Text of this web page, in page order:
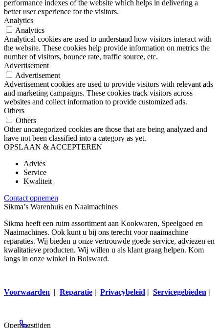
performance indexes of the website which helps in delivering a
better user experience for the visitors.
Analytics
Analytics
Analytical cookies are used to understand how visitors interact with
the website. These cookies help provide information on metrics the
number of visitors, bounce rate, traffic source, etc.
Advertisement
Advertisement
Advertisement cookies are used to provide visitors with relevant ads
and marketing campaigns. These cookies track visitors across
websites and collect information to provide customized ads.
Others
Others
Other uncategorized cookies are those that are being analyzed and
have not been classified into a category as yet.
OPSLAAN & ACCEPTEREN
Advies
Service
Kwaliteit
Contact opnemen
Sikma’s Warenhuis en Naaimachines
Sikma heeft een ruim assortiment aan Kookwaren, Speelgoed en
Naaimachines. Ook kunt u bij ons terecht voor naaimachine
reparaties. Wij bieden u onze vertrouwde goede service, adviezen en
kwalitatieve producten. Wij willen u als klant graag helpen. Kom
langs in onze winkel in Bolsward.
Voorwaarden | Reparatie | Privacybeleid | Servicegebieden |
Openingstijden